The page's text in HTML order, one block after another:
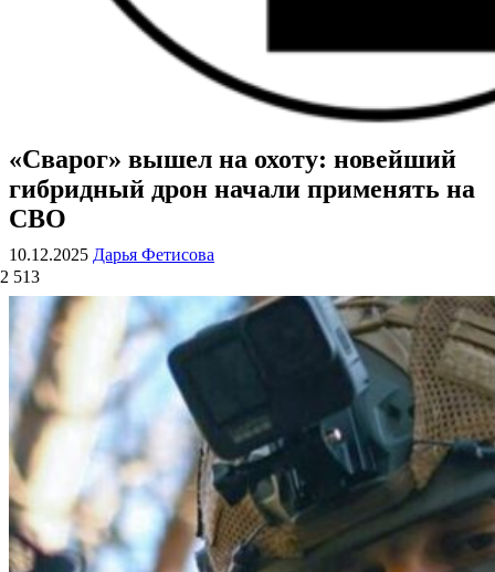
ВОЕННЫЕ СТРАНИЦЫ
СТАТЬИ ВОЕННОЙ ТЕМАТИКИ
«Сварог» вышел на охоту: новейший
гибридный дрон начали применять на
СВО
10.12.2025 Дарья Фетисова
2 513